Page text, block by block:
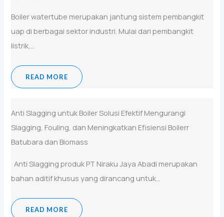
Boiler watertube merupakan jantung sistem pembangkit
uap di berbagai sektor industri. Mulai dari pembangkit
listrik,...
READ MORE
Anti Slagging untuk Boiler Solusi Efektif Mengurangi
Slagging, Fouling, dan Meningkatkan Efisiensi Boilerr
Batubara dan Biomass
Anti Slagging produk PT Niraku Jaya Abadi merupakan
bahan aditif khusus yang dirancang untuk...
READ MORE